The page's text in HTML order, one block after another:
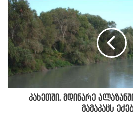
კახეთში, მდინარე
მამაკაცს